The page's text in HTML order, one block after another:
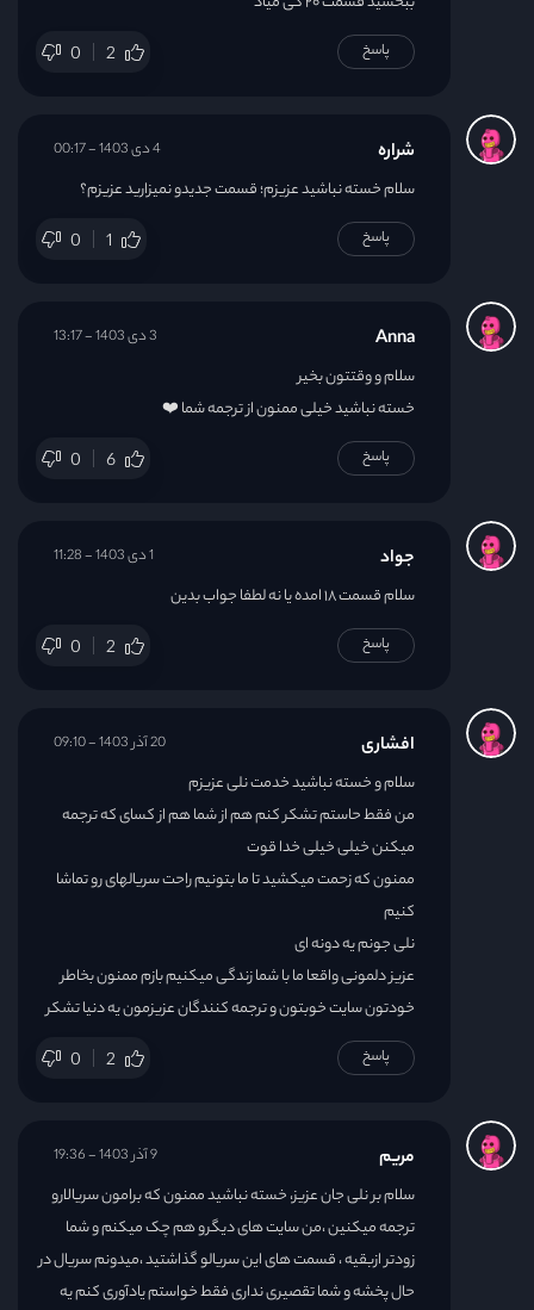
0 2 پاسخ
شراره
سلام خسته نباشید عزیزم؛ قسمت جدیدو نمیزارید عزیزم؟
0 1
4 دی 1403 - 00:17
پاسخ
Anna
سلام و وقتتون بخیر
خسته نباشید خیلی ممنون از ترجمه شما ❤️
0 6
3 دی 1403 - 13:17
پاسخ
جواد
سلام قسمت ۱۸ امده یا نه لطفا جواب بدین
0 2
1 دی 1403 - 11:28
پاسخ
افشاری
سلام و خسته نباشید خدمت نلی عزیزم
من فقط حاستم تشکر کنم هم از شما هم از کسای که ترجمه
میکنن خیلی خیلی خدا قوت
ممنون که زحمت میکشید تا ما بتونیم راحت سریالهای رو تماشا
کنیم
نلی جونم یه دونه ای
عزیز دلمونی واقعا ما با شما زندگی میکنیم بازم ممنون بخاطر
خودتون سایت خوبتون و ترجمه کنندگان عزیزمون یه دنیا تشکر
0 2
20 آذر 1403 - 09:10
پاسخ
مریم
سلام بر نلی جان عزیز، خسته نباشید ممنون که برامون سریالارو
ترجمه میکنین ،من سایت های دیگرو هم چک میکنم و شما
زودتر ازبقیه ، قسمت های این سریالو گذاشتید ،میدونم سريال در
حال پخشه و شما تقصیری نداری فقط خواستم یادآوری کنم یه
9 آذر 1403 - 19:36